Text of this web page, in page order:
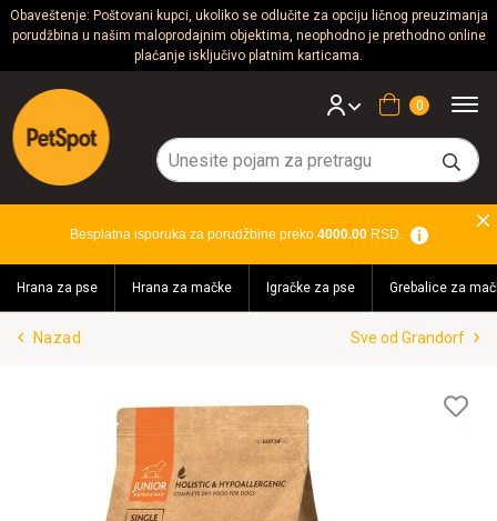
Obaveštenje: Poštovani kupci, ukoliko se odlučite za opciju ličnog preuzimanja
porudžbina u našim maloprodajnim objektima, neophodno je prethodno online
plaćanje isključivo platnim karticama.
Psi
Mačke
Glodari
Akvaristika
Teraristika
Brendovi
Akcija!
Korpa
Besplatna isporuka za porudžbine preko 4000.00RSD.
Hrana za pse Hrana za mačke Igračke za pse Grebalice za
Nazad Sve od Grandorf